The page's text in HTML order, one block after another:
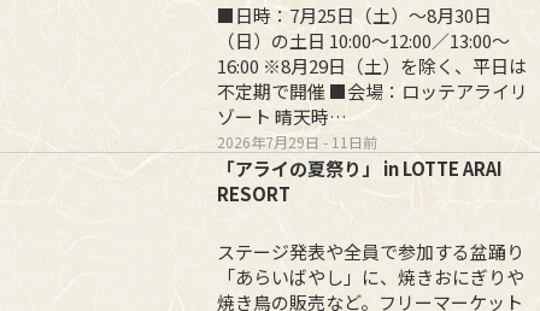
2026年7月29日 - 11日前
■日時：7月25日（土）～8月30日
（日）の土日 10:00～12:00／13:00～
16:00 ※8月29日（土）を除く、平日は
不定期で開催 ■会場：ロッテアライリ
ゾート 晴天時…
「アライの夏祭り」 in LOTTE ARAI
RESORT
ステージ発表や全員で参加する盆踊り
「あらいばやし」に、焼きおにぎりや
焼き鳥の販売など。フリーマーケット